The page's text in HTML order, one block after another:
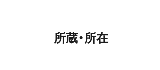
所蔵・所在